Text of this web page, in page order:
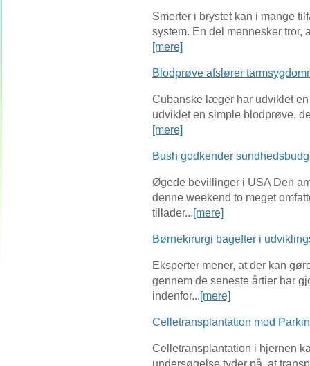
Smerter i brystet kan i mange
system. En del mennesker tror,
[mere]
Blodprøve afslører
Cubanske læger har udviklet
udviklet en simple blodprøve,
[mere]
Bush godkender
Øgede bevillinger i USA Den
denne weekend to meget
tillader...[mere]
Børnekirurgi bagefter i
Eksperter mener, at der kan
gennem de seneste årtier har
indenfor...[mere]
Celletransplantation mod
Celletransplantation i hjernen
undersøgelse tyder på, at